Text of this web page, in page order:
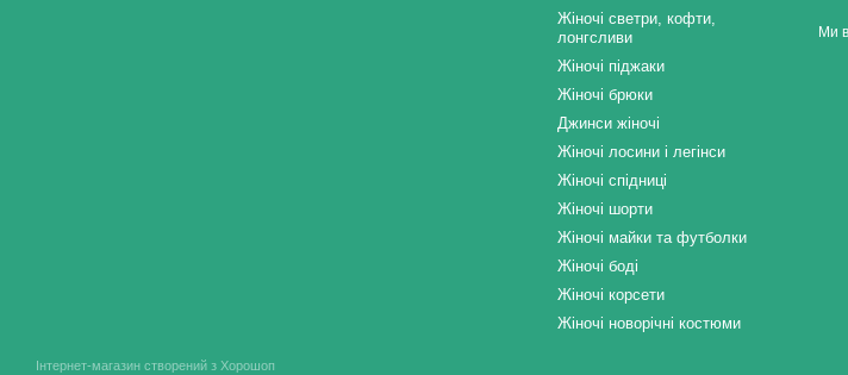
Інтернет-магазин створений з Хорошоп
Жіночі светри, кофти,
лонгсливи
Жіночі піджаки
Жіночі брюки
Джинси жіночі
Жіночі лосини і легінси
Жіночі спідниці
Жіночі шорти
Жіночі майки та футболки
Жіночі боді
Жіночі корсети
Жіночі новорічні костюми
Ми